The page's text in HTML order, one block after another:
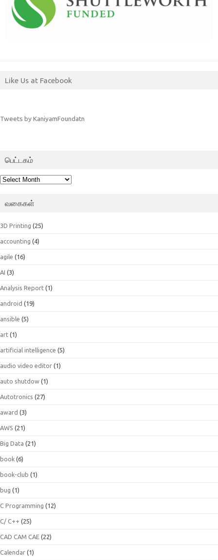
Like Us at Facebook
Tweets by KaniyamFoundatn
பெட்டகம்
பெட்டகம்
வகைகள்
3D Printing (25)
accounting (4)
agile (16)
AI (3)
Analysis Report (1)
android (19)
ansible (5)
art (1)
artificial intelligence (5)
audio video editor (1)
auto shutdow (1)
Autotronics (27)
award (3)
AWS (21)
Big Data (21)
book (6)
book-club (1)
bug (1)
C Programming (12)
C/ C++ (25)
CAD CAM CAE (22)
Calendar (1)